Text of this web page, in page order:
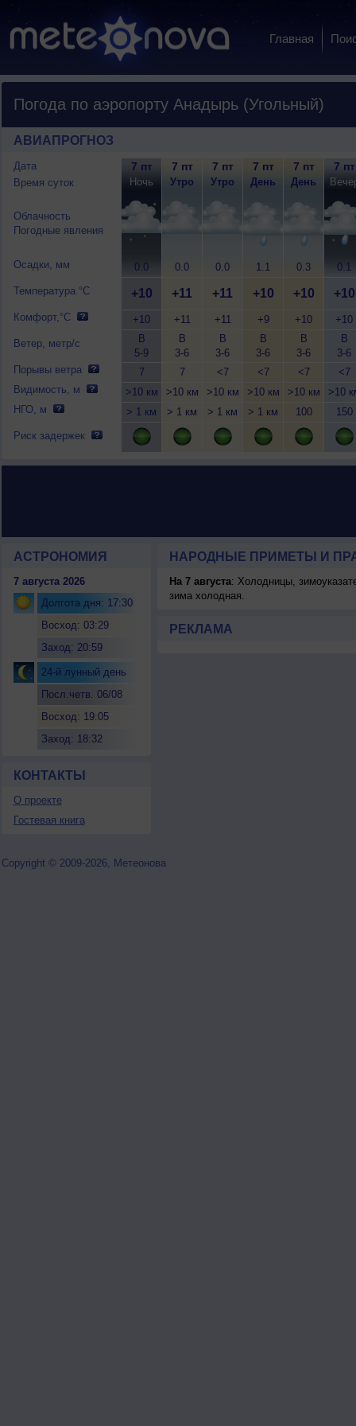
Главная
Погода по аэропорту Анадырь (Угольный)
АВИАПРОГНОЗ
Дата
Время суток
Облачность
Погодные явления
Осадки, мм
Температура °C
Комфорт,°C
Ветер, метр/с
Порывы ветра
Видимость, м
НГО, м
Риск задержек
7 пт
Ночь
0.0
+10
+10
В
5-9
7
>10 км
> 1 км
7 пт
Утро
0.0
+11
+11
В
3-6
7
>10 км
> 1 км
7 пт
Утро
0.0
+11
+11
В
3-6
<7
>10 км
> 1 км
7 пт
День
1.1
+10
+9
В
3-6
<7
>10 км
> 1 км
7 пт
День
0.3
+10
+10
В
3-6
<7
>10 км
100
7 пт
0.1
+10
+10
В
3-6
<7
>10
150
АСТРОНОМИЯ
7 августа 2026
Долгота дня: 17:30
Восход: 03:29
Заход: 20:59
24-й лунный день
Посл.четв. 06/08
Восход: 19:05
Заход: 18:32
КОНТАКТЫ
О проекте
Гостевая книга
НАРОДНЫЕ ПРИМЕТЫ И
На 7 августа: Холодницы,
зима холодная.
РЕКЛАМА
Copyright © 2009-2026, Метеонова